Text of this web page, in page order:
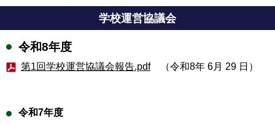
学校運営協議会
令和8年度
第1回学校運営協議会報告.pdf（令和8年 6月 29 日）
令和7年度